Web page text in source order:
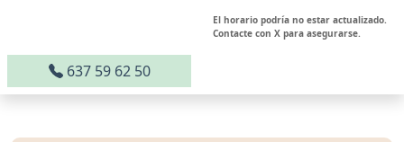
El horario podría no estar actualizado.
Contacte con X para asegurarse.
637 59 62 50